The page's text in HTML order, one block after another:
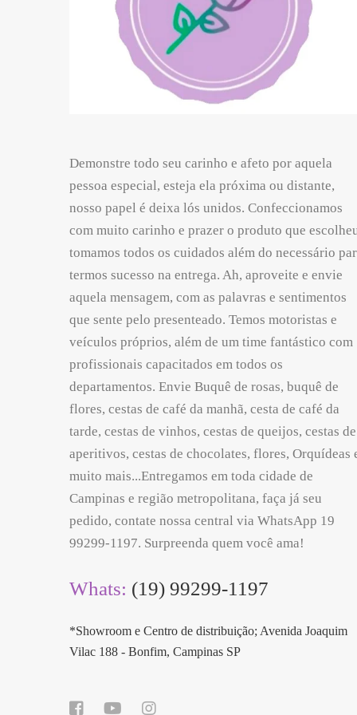
Demonstre todo seu carinho e afeto por aquela
pessoa especial, esteja ela próxima ou distante,
nosso papel é deixa lós unidos. Confeccionamos
com muito carinho e prazer o produto que
tomamos todos os cuidados além do necessário
termos sucesso na entrega. Ah, aproveite e envie
aquela mensagem, com as palavras e sentimentos
que sente pelo presenteado. Temos motoristas e
veículos próprios, além de um time fantástico com
profissionais capacitados em todos os
departamentos. Envie Buquê de rosas, buquê de
flores, cestas de café da manhã, cesta de café da
tarde, cestas de vinhos, cestas de queijos, cestas de
aperitivos, cestas de chocolates, flores, Orquídeas
muito mais...Entregamos em toda cidade de
Campinas e região metropolitana, faça já seu
pedido, contate nossa central via WhatsApp 19
99299-1197. Surpreenda quem você ama!
Whats: (19) 99299-1197
*Showroom e Centro de distribuição; Avenida Joaquim
Vilac 188 - Bonfim, Campinas SP